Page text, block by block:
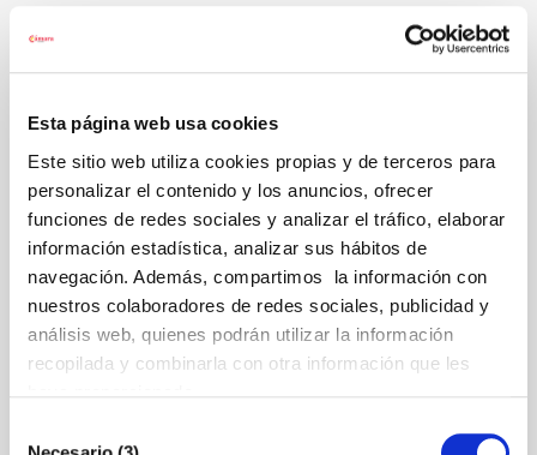
Esta página web usa cookies
Este sitio web utiliza cookies propias y de terceros para
personalizar el contenido y los anuncios, ofrecer
funciones de redes sociales y analizar el tráfico, elaborar
información estadística, analizar sus hábitos de
navegación. Además, compartimos la información con
nuestros colaboradores de redes sociales, publicidad y
análisis web, quienes podrán utilizar la información
recopilada y combinarla con otra información que les
Asimismo, Carrasco ha destacado que “la Cámara ha
contribuido de manera decisiva al crecimiento de
Castellón y a que nuestra tierra sea referente en sectores
fundamental para acompañar a empresas, comercios,
industrias y emprendedores, siempre con el objetivo de
generar oportunidades, impulsar el talento y defender los
intereses de Castellón”.
Durante su intervención, la alcaldesa también ha
dedicado unas palabras de reconocimiento y
agradecimiento a su presidenta, Mª Dolores Guillamón,
“por recibir una más que merecida Medalla de Oro de las
Cámaras de Comercio de España, pero sobre todo por su
pasión, entrega y lucha al frente de una Cámara que es
Carrasco ha concluido recordando que “Lola Guillamón